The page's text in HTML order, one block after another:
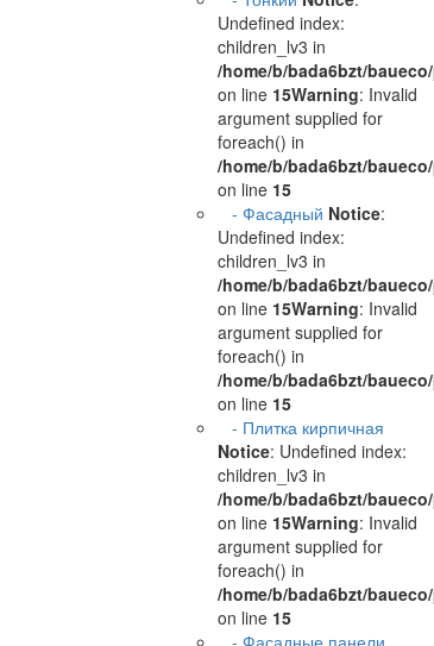
Undefined index:
children_lv3 in
/home/b/bada6bzt/
on line 15Warning: Invalid
argument supplied for
foreach() in
/home/b/bada6bzt/
on line 15
- Фасадный Notice:
Undefined index:
children_lv3 in
/home/b/bada6bzt/
on line 15Warning: Invalid
argument supplied for
foreach() in
/home/b/bada6bzt/
on line 15
- Плитка кирпичная
Notice: Undefined index:
children_lv3 in
/home/b/bada6bzt/
on line 15Warning: Invalid
argument supplied for
foreach() in
/home/b/bada6bzt/
on line 15
- Фасадные панели